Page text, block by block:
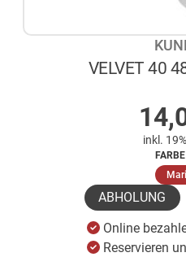
VELVET 40
inkl.
FARBE
ABHOLUNG
Online
Reservieren